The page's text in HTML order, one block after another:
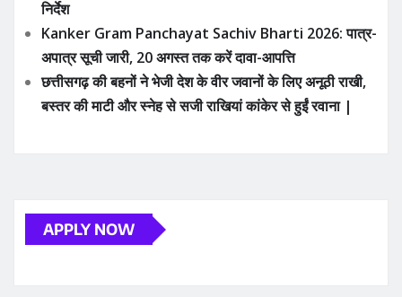
निर्देश
Kanker Gram Panchayat Sachiv Bharti 2026: पात्र-
अपात्र सूची जारी, 20 अगस्त तक करें दावा-आपत्ति
छत्तीसगढ़ की बहनों ने भेजी देश के वीर जवानों के लिए अनूठी राखी,
बस्तर की माटी और स्नेह से सजी राखियां कांकेर से हुईं रवाना |
APPLY NOW